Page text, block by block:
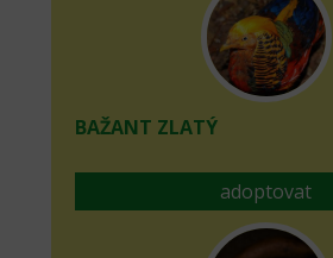
BAŽANT ZLATÝ
adoptovat